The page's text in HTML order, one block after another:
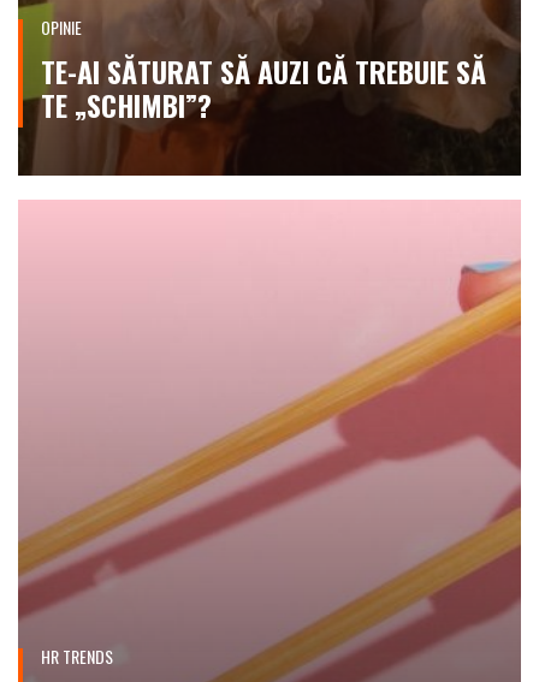
OPINIE
TE-AI SĂTURAT SĂ AUZI CĂ TREBUIE SĂ
TE „SCHIMBI”?
HR TRENDS